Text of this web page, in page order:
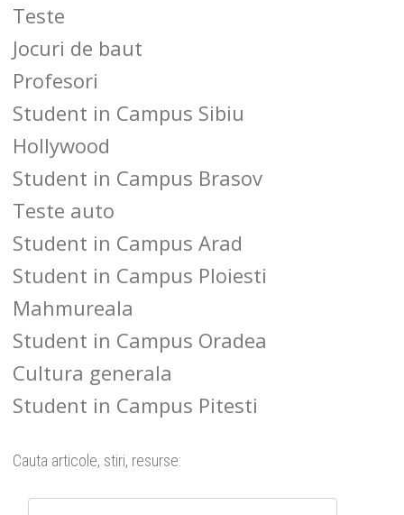
Teste
Jocuri de baut
Profesori
Student in Campus Sibiu
Hollywood
Student in Campus Brasov
Teste auto
Student in Campus Arad
Student in Campus Ploiesti
Mahmureala
Student in Campus Oradea
Cultura generala
Student in Campus Pitesti
Cauta articole, stiri, resurse: